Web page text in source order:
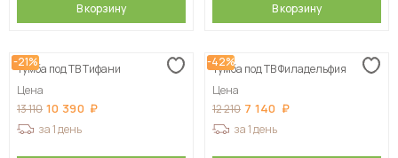
В корзину В корзину
-21%
Тумба под ТВ Тифани
Цена
13 110 10 390
за 1 день
-42%
Тумба под ТВ Филадельфия
Цена
12 210 7 140
за 1 день